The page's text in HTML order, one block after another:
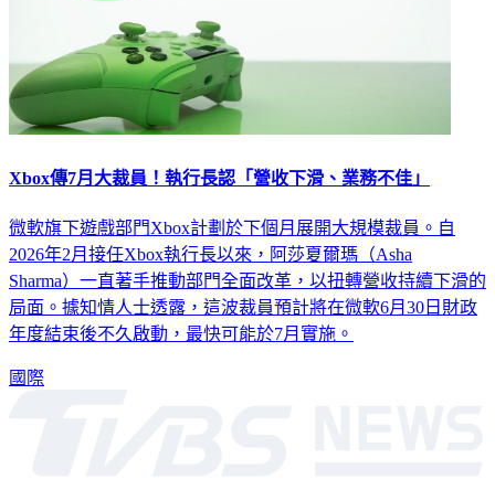
Xbox傳7月大裁員！執行長認「營收下滑、業務不佳」
微軟旗下遊戲部門Xbox計劃於下個月展開大規模裁員。自
2026年2月接任Xbox執行長以來，阿莎夏爾瑪（Asha
Sharma）一直著手推動部門全面改革，以扭轉營收持續下滑的
局面。據知情人士透露，這波裁員預計將在微軟6月30日財政
年度結束後不久啟動，最快可能於7月實施。
國際